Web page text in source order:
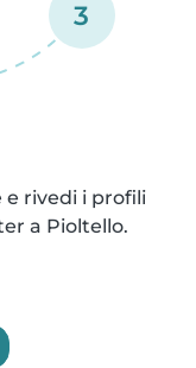
3
e rivedi i profili
a Pioltello.